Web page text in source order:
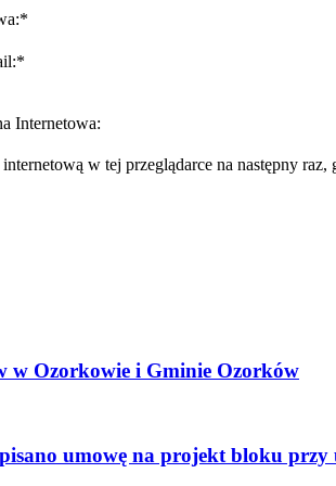
Internetowa:
w tej przeglądarce na następny raz,
w Ozorkowie i Gminie Ozorków
umowę na projekt bloku przy